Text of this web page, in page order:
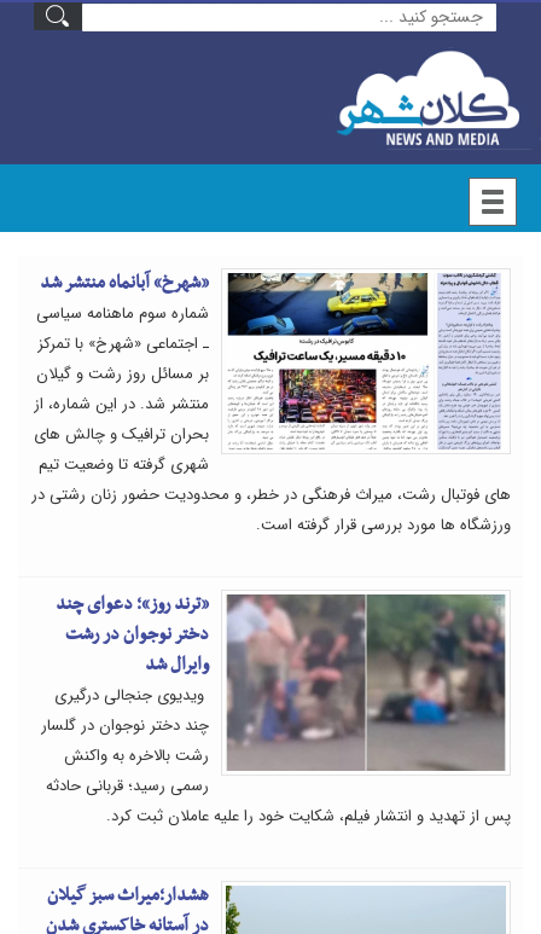
«شهرخ» آبانماه منتشر شد
شماره سوم ماهنامه سیاسی
ـ اجتماعی «شهرخ» با تمرکز
بر مسائل روز رشت و گیلان
منتشر شد. در این شماره، از
بحران ترافیک و چالش های
شهری گرفته تا وضعیت تیم
های فوتبال رشت، میراث فرهنگی در خطر، و محدودیت حضور زنان رشتی در
ورزشگاه ها مورد بررسی قرار گرفته است.
«ترند روز»؛ دعوای چند
دختر نوجوان در رشت
وایرال شد
ویدیوی جنجالی درگیری
چند دختر نوجوان در گلسار
رشت بالاخره به واکنش
رسمی رسید؛ قربانی حادثه
پس از تهدید و انتشار فیلم، شکایت خود را علیه عاملان ثبت کرد.
هشدار؛میراث سبز گیلان
در آستانه خاکستری شدن